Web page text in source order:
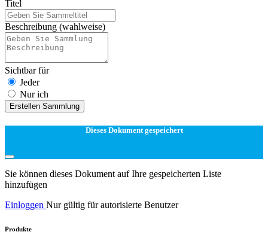
Titel
Beschreibung (wahlweise)
Sichtbar für
Jeder
Nur ich
Erstellen Sammlung
Dieses Dokument gespeichert
Sie können dieses Dokument auf Ihre gespeicherten Liste
hinzufügen
Einloggen Nur gültig für autorisierte Benutzer
Produkte